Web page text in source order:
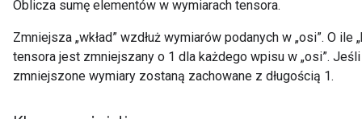
Oblicza sumę elementów w wymiarach tensora.
Zmniejsza „wkład” wzdłuż wymiarów podanych w „osi”. O
tensora jest zmniejszany o 1 dla każdego wpisu w „osi”.
zmniejszone wymiary zostaną zachowane z długością 1.